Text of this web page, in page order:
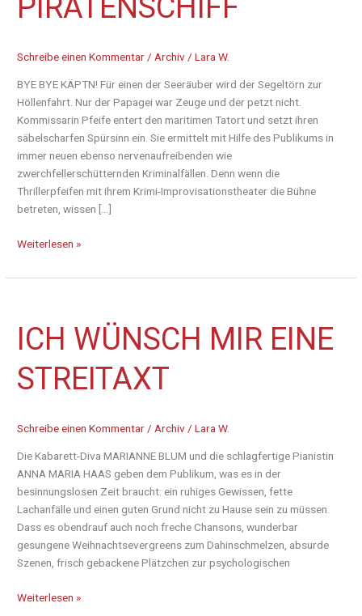
PIRATENSCHIFF
Schreibe einen Kommentar / Archiv /Lara W.
BYE BYE KÄPTN! Für einen der Seeräuber wird der Segeltörn zur
Höllenfahrt. Nur der Papagei war Zeuge und der petzt nicht.
Kommissarin Pfeife entert den maritimen Tatort und setzt ihren
säbelscharfen Spürsinn ein. Sie ermittelt mit Hilfe des Publikums in
immer neuen ebenso nervenaufreibenden wie
zwerchfellerschütternden Kriminalfällen. Denn wenn die
Thrillerpfeifen mit ihrem Krimi-Improvisationstheater die Bühne
betreten, wissen […]
Weiterlesen »
ICH WÜNSCH MIR EINE
STREITAXT
Schreibe einen Kommentar / Archiv /Lara W.
Die Kabarett-Diva MARIANNE BLUM und die schlagfertige Pianistin
ANNA MARIA HAAS geben dem Publikum, was es in der
besinnungslosen Zeit braucht: ein ruhiges Gewissen, fette
Lachanfälle und einen guten Grund nicht zu Hause sein zu müssen.
Dass es obendrauf auch noch freche Chansons, wunderbar
gesungene Weihnachtsevergreens zum Dahinschmelzen, absurde
Szenen, frisch gebackene Plätzchen zur psychologischen
Ich
wünsch
eine
Weiterlesen »